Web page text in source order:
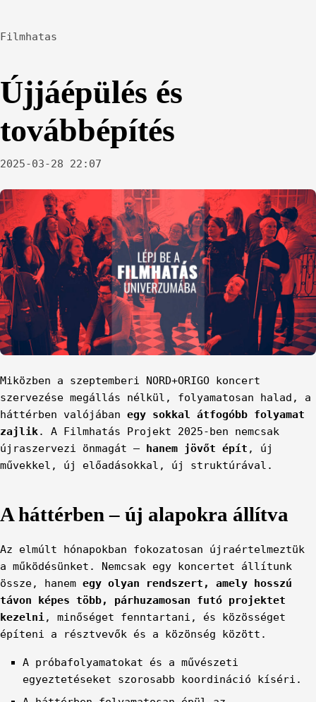
Filmhatas
Újjáépülés és
továbbépítés
2025-03-28 22:07
Miközben a szeptemberi NORD+ORIGO koncert
szervezése megállás nélkül, folyamatosan halad, a
háttérben valójában egy sokkal átfogóbb folyamat
zajlik. A Filmhatás Projekt 2025-ben nemcsak
újraszervezi önmagát – hanem jövőt épít , új
művekkel, új előadásokkal, új struktúrával.
A háttérben – új alapokra állítva
Az elmúlt hónapokban fokozatosan újraértelmeztük
a működésünket. Nemcsak egy koncertet állítunk
össze, hanem egy olyan rendszert, amely hosszú
távon képes több, párhuzamosan futó projektet
kezelni , minőséget fenntartani, és közösséget
építeni a résztvevők és a közönség között.
A próbafolyamatokat és a művészeti
egyeztetéseket szorosabb koordináció kíséri.